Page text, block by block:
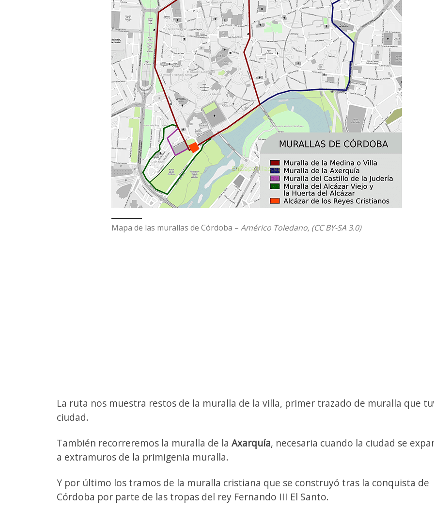
Mapa de las murallas de Córdoba – Américo Toledano, (CC BY-SA 3.0)
La ruta nos muestra restos de la muralla de la villa, primer trazado de muralla que
ciudad.
También recorreremos la muralla de la Axarquía, necesaria cuando la ciudad se
a extramuros de la primigenia muralla.
Y por último los tramos de la muralla cristiana que se construyó tras la conquista de
Córdoba por parte de las tropas del rey Fernando III El Santo.